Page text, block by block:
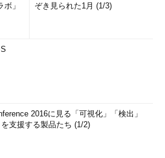
」
ぞき見られた1月 (1/3)
2016に見る「可視化」「検出」
を支援する製品たち (1/2)